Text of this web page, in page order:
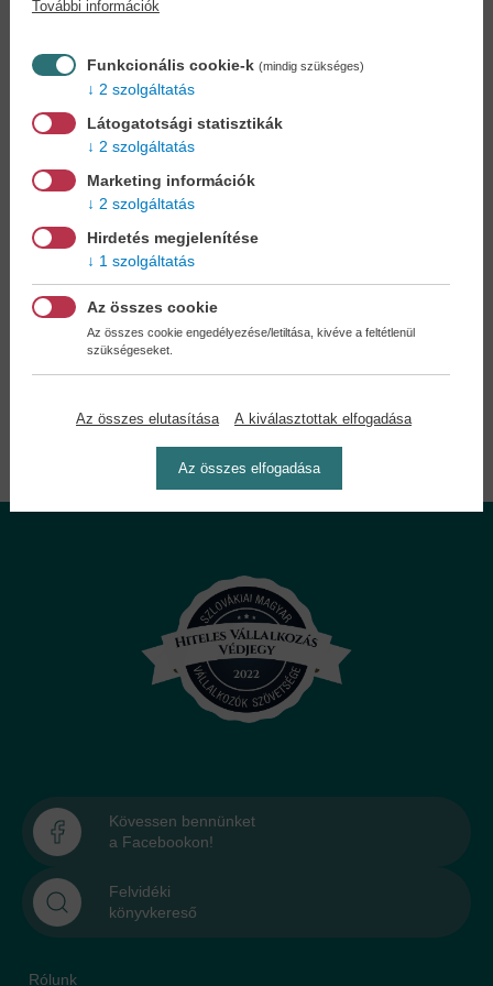
könyve beszerzését!Könyvkereső-szolgálat
Otthonában, kényelmesen
könyvet - tumultus nélkül!
Kedvezmények, nyereményjátékok,
Ön is!
A legelőnyösebb postaköltséggel
Önnek semmiféle kötelezettsége a Családi
Kövessen bennünket
a Facebookon!
Felvidéki
könyvkereső
Rólunk
További információk
Funkcionális cookie-k (mindig szükséges)
2 szolgáltatás
Látogatotsági statisztikák
2 szolgáltatás
Marketing információk
2 szolgáltatás
Hirdetés megjelenítése
1 szolgáltatás
Az összes cookie
Az összes cookie engedélyezése/letiltása, kivéve a feltétlenül
szükségeseket.
Az összes elutasítása A kiválasztottak elfogadása
Az összes elfogadása